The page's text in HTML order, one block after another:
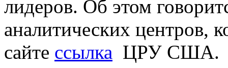
лидеров. Об этом
аналитических центров,
сайте ссылка ЦРУ США.